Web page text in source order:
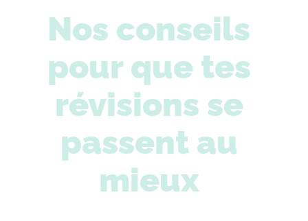
Nos conseils
pour que tes
révisions se
passent au
mieux